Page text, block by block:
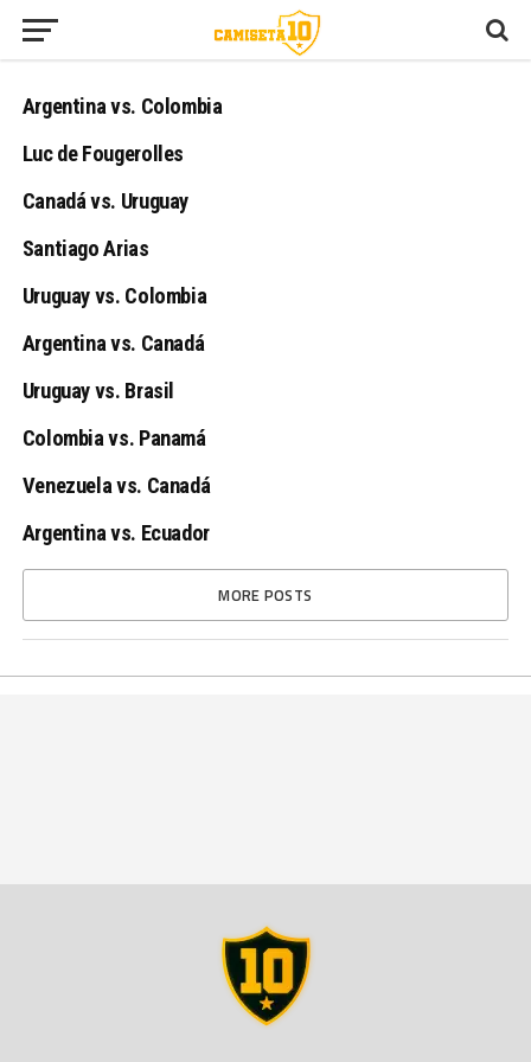
Argentina vs. Colombia
Luc de Fougerolles
Canadá vs. Uruguay
Santiago Arias
Uruguay vs. Colombia
Argentina vs. Canadá
Uruguay vs. Brasil
Colombia vs. Panamá
Venezuela vs. Canadá
Argentina vs. Ecuador
MORE POSTS